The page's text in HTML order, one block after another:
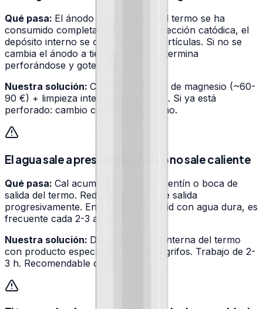
Qué pasa: El ánodo de magnesio del termo se ha
consumido completamente. Sin protección catódica, el
depósito interno se oxida y suelta partículas. Si no se
cambia el ánodo a tiempo, el termo termina
perforándose y goteando.
Nuestra solución: Cambio de ánodo de magnesio (~60-
90 €) + limpieza interna del depósito. Si ya está
perforado: cambio completo de termo.
El agua sale a presión muy baja o no sale caliente
Qué pasa: Cal acumulada en el serpentín o boca de
salida del termo. Reduce el caudal de salida
progresivamente. En zonas de Madrid con agua dura, es
frecuente cada 2-3 años.
Nuestra solución: Descalcificación interna del termo
con producto específico + limpieza grifos. Trabajo de 2-
3 h. Recomendable cada 2 años.